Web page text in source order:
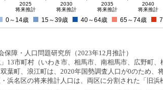
2025
将来推計
2030
将来推計
2035
将来推計
2040
将来推計
0～14歳 15～39歳 40～64歳 65～74歳
障・人口問題研究所（2023年12月推計）
13市町村（いわき市、相馬市、南相馬市、広野町
町、浪江町は、2020年国勢調査人口が0のため、将
浜名区の将来推計人口は、両区に分割された「旧